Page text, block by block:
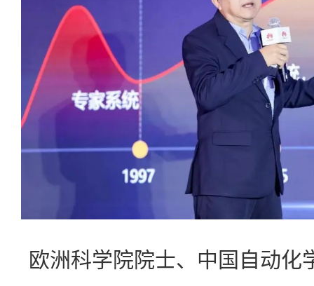
欧洲科学院院士、中国自动化